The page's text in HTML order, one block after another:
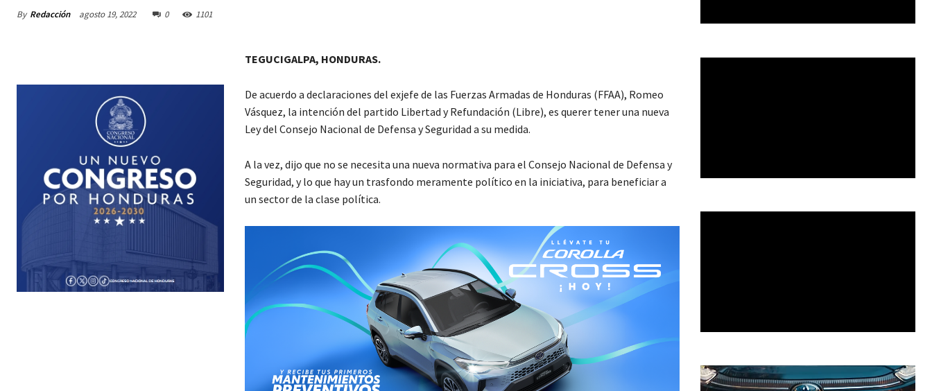
By Redacción agosto 19, 2022 0 1101
TEGUCIGALPA, HONDURAS.
De acuerdo a declaraciones del exjefe de las Fuerzas Armadas de Honduras (FFAA), Romeo
Vásquez, la intención del partido Libertad y Refundación (Libre), es querer tener una nueva
Ley del Consejo Nacional de Defensa y Seguridad a su medida.
A la vez, dijo que no se necesita una nueva normativa para el Consejo Nacional de Defensa y
Seguridad, y lo que hay un trasfondo meramente político en la iniciativa, para beneficiar a
un sector de la clase política.